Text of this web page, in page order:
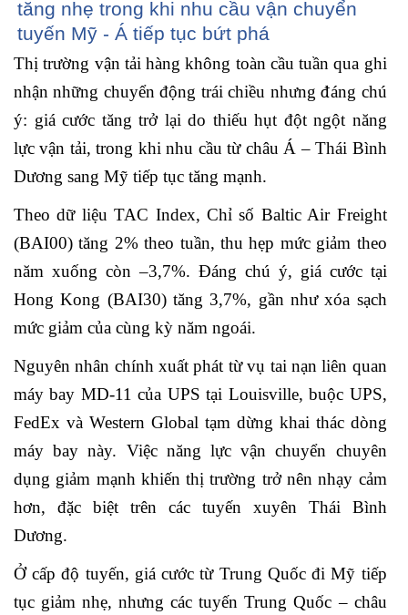
tăng nhẹ trong khi nhu cầu vận chuyển
tuyến Mỹ - Á tiếp tục bứt phá
Thị trường vận tải hàng không toàn cầu tuần qua ghi
nhận những chuyển động trái chiều nhưngđáng chú
ý: giá cước tăng trở lại do thiếu hụt đột ngột năng
lực vận tải, trong khi nhu cầu từ châu Á – Thái Bình
Dương sang Mỹ tiếp tục tăng mạnh.
Theo dữ liệu TAC Index, Chỉ số Baltic Air Freight
(BAI00) tăng 2% theo tuần, thu hẹp mức giảm theo
năm xuống còn –3,7%. Đáng chú ý, giá cước tại
Hong Kong (BAI30) tăng 3,7%, gần như xóa sạch
mức giảm của cùng kỳ năm ngoái.
Nguyên nhân chính xuất phát từ vụ tai nạn liên quan
máy bay MD-11 của UPS tại Louisville, buộc UPS,
FedEx và Western Global tạm dừng khai thác dòng
máy bay này. Việc năng lực vận chuyển chuyên
dụng giảm mạnh khiến thị trường trở nên nhạy cảm
hơn, đặc biệt trên các tuyến xuyên Thái Bình
Dương.
Ở cấp độ tuyến, giá cước từ Trung Quốc đi Mỹ tiếp
tục giảm nhẹ, nhưng các tuyến Trung Quốc – châu